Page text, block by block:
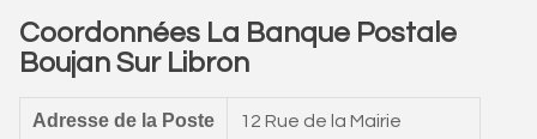
Coordonnées La Banque Postale
Boujan Sur Libron
Adresse de la Poste 12 Rue de la Mairie